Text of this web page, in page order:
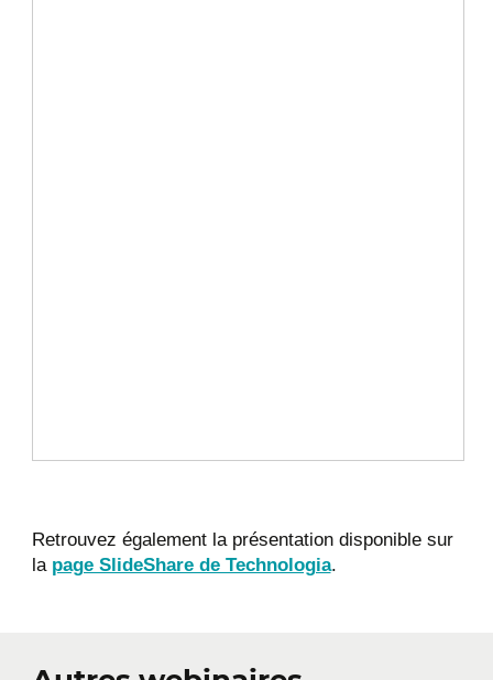
Retrouvez également la présentation disponible sur
la page SlideShare de Technologia.